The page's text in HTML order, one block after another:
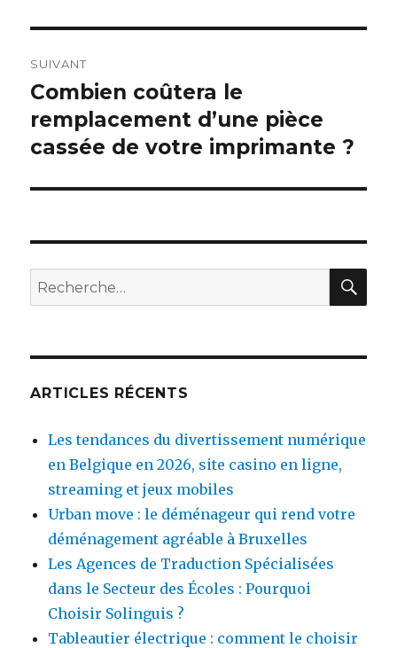
SUIVANT
Article
suivant :
Combien coûtera le
remplacement d’une pièce
cassée de votre imprimante ?
Recherche
pour
ARTICLES RÉCENTS
Les tendances du divertissement numérique
en Belgique en 2026, site casino en ligne,
streaming et jeux mobiles
Urban move : le déménageur qui rend votre
déménagement agréable à Bruxelles
Les Agences de Traduction Spécialisées
dans le Secteur des Écoles : Pourquoi
Choisir Solinguis ?
Tableautier électrique : comment le choisir